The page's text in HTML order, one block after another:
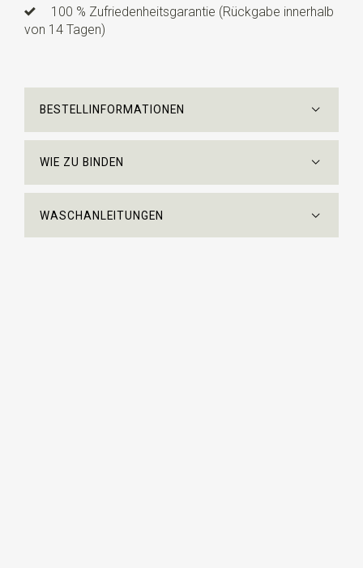
100 % Zufriedenheitsgarantie (Rückgabe innerhalb
von 14 Tagen)
BESTELLINFORMATIONEN
WIE ZU BINDEN
WASCHANLEITUNGEN